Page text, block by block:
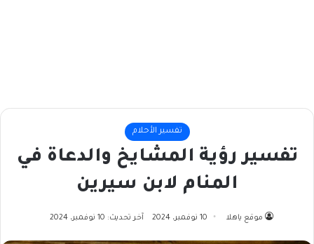
تفسير الأحلام
تفسير رؤية المشايخ والدعاة في
المنام لابن سيرين
موقع ياهلا 10 نوفمبر، 2024 آخر تحديث: 10 نوفمبر، 2024